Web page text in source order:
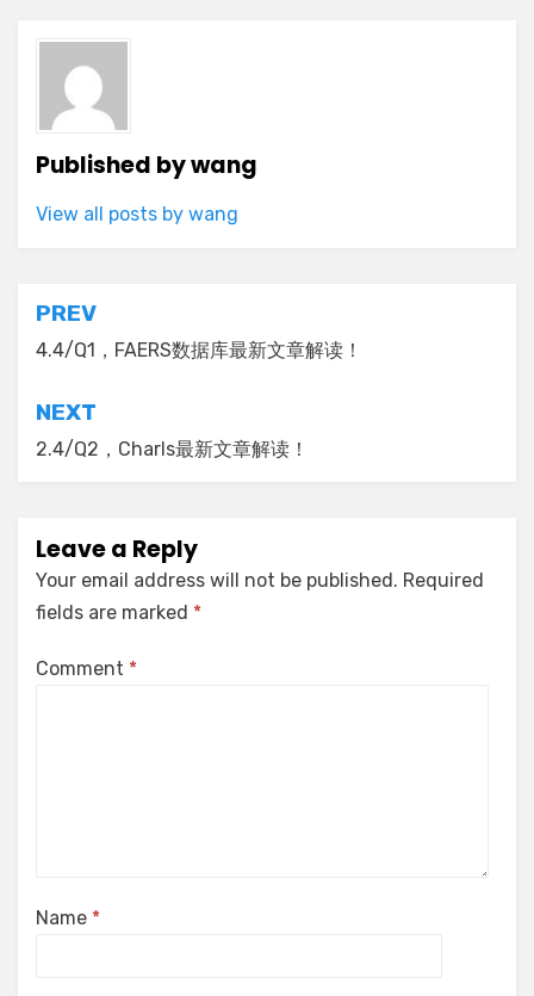
Published bywang
View all posts by wang
Post
navigation
PREV
4.4/Q1，FAERS数据库最新文章解读！
NEXT
2.4/Q2，Charls最新文章解读！
Leave a Reply
Your email address will not be published. Required
fields are marked *
Comment *
Name *